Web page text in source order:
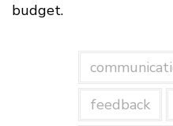
budget.
feedback